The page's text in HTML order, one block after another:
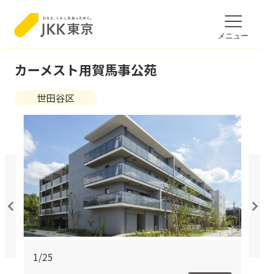
のページの本文へ移動
メニュー
カーメスト用賀馬事公苑
世田谷区
1/25
2/25
3/25
4/25
5/25
7/25
8/25
9/25
10/25
11/25
12/25
13/25
14/25
15/25
16/25
17/25
18/25
19/25
20/25
21/25
22/25
23/25
24/25
25/25